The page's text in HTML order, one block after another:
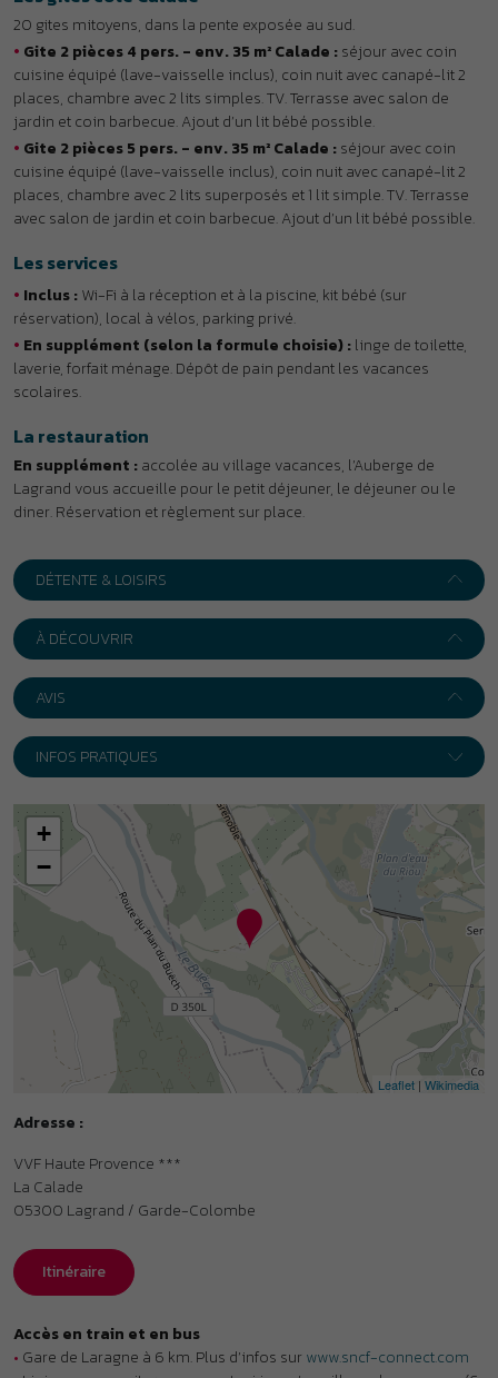
Inclus :
Wi-Fi à la réception et à la piscine, kit bébé (sur
réservation), local à vélos, parking privé.
• En supplément (selon la formule choisie) :linge de toilette,
laverie, forfait ménage. Dépôt de pain pendant les vacances
scolaires.
La restauration
En supplément :accolée au village vacances, l’Auberge de
Lagrand vous accueille pour le petit déjeuner, le déjeuner ou le
diner. Réservation et règlement sur place.
DÉTENTE & LOISIRS
À DÉCOUVRIR
INFOS PRATIQUES
−
Leaflet|Wikimedia
Adresse :
VVF Haute Provence ***
Lagrand / Garde-Colombe
Itinéraire
Accès en train et en bus
Gare de Laragne à 6 km. Plus d’infos sur www.sncf-connect.com
Liaison en covoiturage ou en taxi jusqu’au village de vacances (6
km).
Voitures électriques
⚡4 bornes de recharge pour les voitures électriques à 8 km
(Laragne).
Organisme gestionnaire
•VVF - Membre de l’association Parcours.
Labels et classements
• Classement Atout France : Village de vacances ***. Plus d’infos